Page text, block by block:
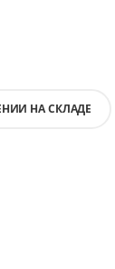
НА СКЛАДЕ